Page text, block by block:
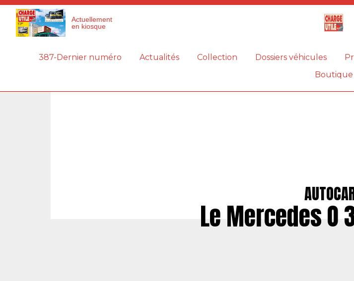
Actuellement
en kiosque
387-Dernier numéro Actualités Collection Dossiers véhicules
Boutique
Le Mercedes O
Panneau de gestion des cookies